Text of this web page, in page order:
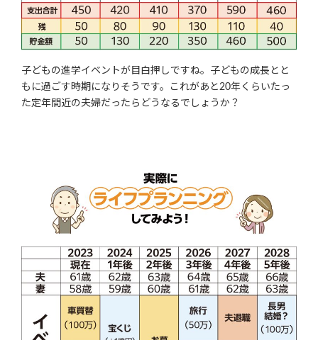
子どもの進学イベントが目白押しですね。子どもの成長とと
もに過ごす時期になりそうです。これがあと20年くらいたっ
た定年間近の夫婦だったらどうなるでしょうか？